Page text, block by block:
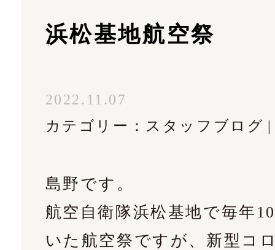
浜松基地航空祭
2022.11.07
カテゴリー：
スタッフブログ
島野です。
航空自衛隊浜松基地で毎年
いた航空祭ですが、新型コ
ォームはこちら